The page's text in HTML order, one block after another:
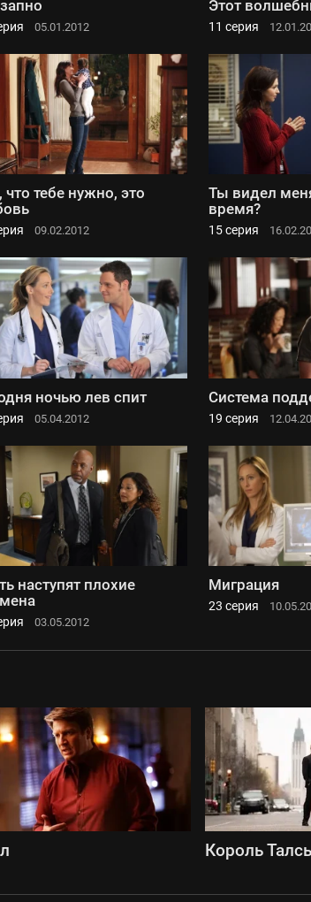
05.01.2012
Этот
11 серия
что тебе нужно, это
09.02.2012
Ты видел
время?
15 серия
ночью лев спит
05.04.2012
Система
19 серия
наступят плохие
03.05.2012
Миграция
23 серия
Король